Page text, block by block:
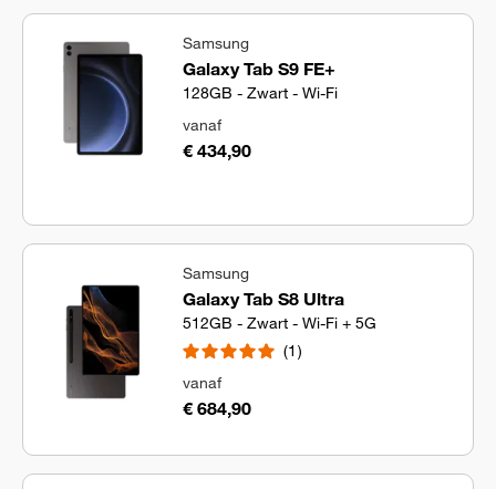
Samsung
Galaxy Tab S9 FE+
128GB - Zwart - Wi-Fi
vanaf
€ 434,90
Samsung
Galaxy Tab S8 Ultra
512GB - Zwart - Wi-Fi + 5G
1
vanaf
€ 684,90